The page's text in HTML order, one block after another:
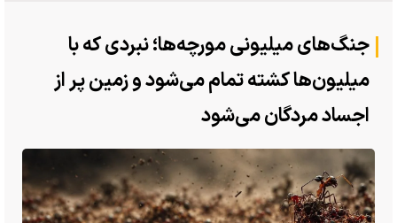
جنگ‌های میلیونی مورچه‌ها؛ نبردی که با
میلیون‌ها کشته تمام می‌شود و زمین پر از
اجساد مردگان می‌شود